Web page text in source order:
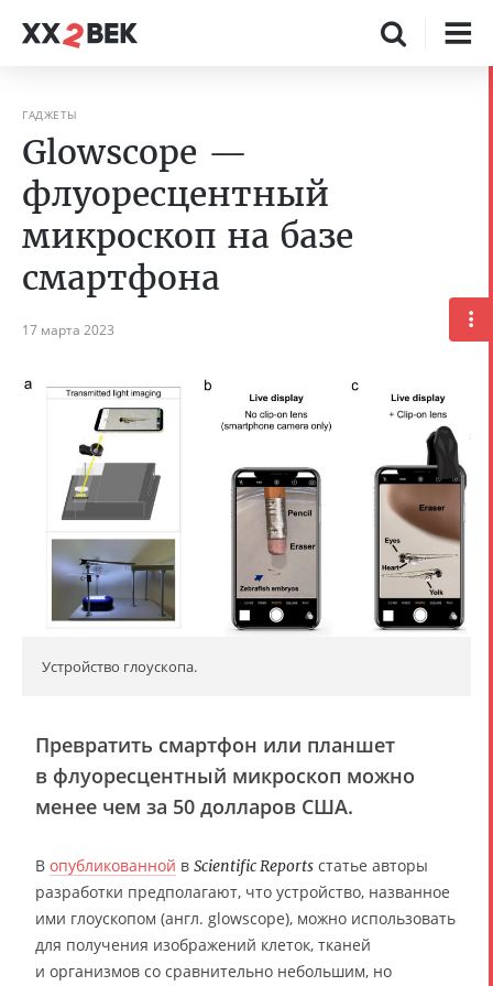
ГАДЖЕТЫ
Glowscope —
флуоресцентный
микроскоп на базе
смартфона
17 марта 2023
Устройство глоускопа.
Превратить смартфон или планшет
в флуоресцентный микроскоп можно
менее чем за 50 долларов США.
В опубликованной в Scientific Reports статье авторы
разработки предполагают, что устройство, названное
ими глоускопом (англ. glowscope), можно использовать
для получения изображений клеток, тканей
и организмов со сравнительно небольшим, но